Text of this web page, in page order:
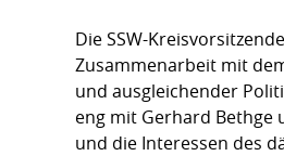
Die SSW-Kreisvorsitzende
Zusammenarbeit mit
und ausgleichender
eng mit Gerhard Bethge
und die Interessen des